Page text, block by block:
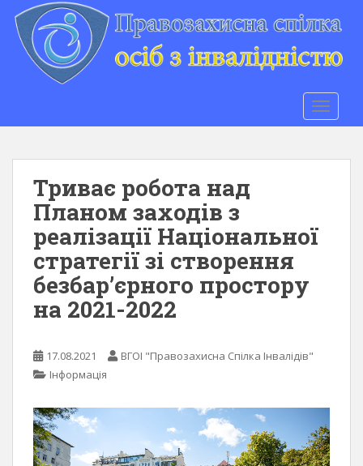
Триває робота над
Планом заходів з
реалізації Національної
стратегії зі створення
безбар’єрного простору
на 2021-2022
17.08.2021
ВГОІ "Правозахисна Спілка Інвалідів"
Інформація